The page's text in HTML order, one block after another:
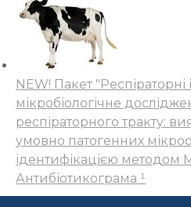
NEW! Пакет
мікробіологічне
респіраторного тракту:
умовно патогенних
ідентифікацією методом
Антибіотикограма ¹